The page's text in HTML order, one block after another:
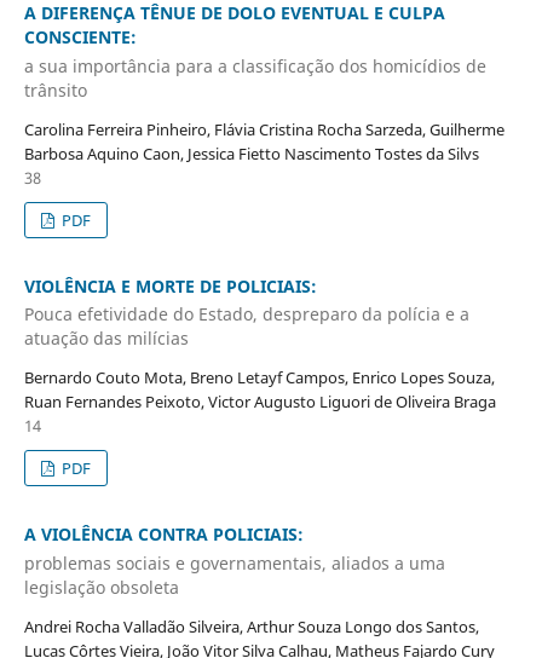
A DIFERENÇA TÊNUE DE DOLO EVENTUAL E CULPA
CONSCIENTE:
a sua importância para a classificação dos homicídios de
trânsito
Carolina Ferreira Pinheiro, Flávia Cristina Rocha Sarzeda, Guilherme
Barbosa Aquino Caon, Jessica Fietto Nascimento Tostes da Silvs
38
PDF
VIOLÊNCIA E MORTE DE POLICIAIS:
Pouca efetividade do Estado, despreparo da polícia e a
atuação das milícias
Bernardo Couto Mota, Breno Letayf Campos, Enrico Lopes Souza,
Ruan Fernandes Peixoto, Victor Augusto Liguori de Oliveira Braga
14
PDF
A VIOLÊNCIA CONTRA POLICIAIS:
problemas sociais e governamentais, aliados a uma
legislação obsoleta
Andrei Rocha Valladão Silveira, Arthur Souza Longo dos Santos,
Lucas Côrtes Vieira, João Vitor Silva Calhau, Matheus Fajardo Cury